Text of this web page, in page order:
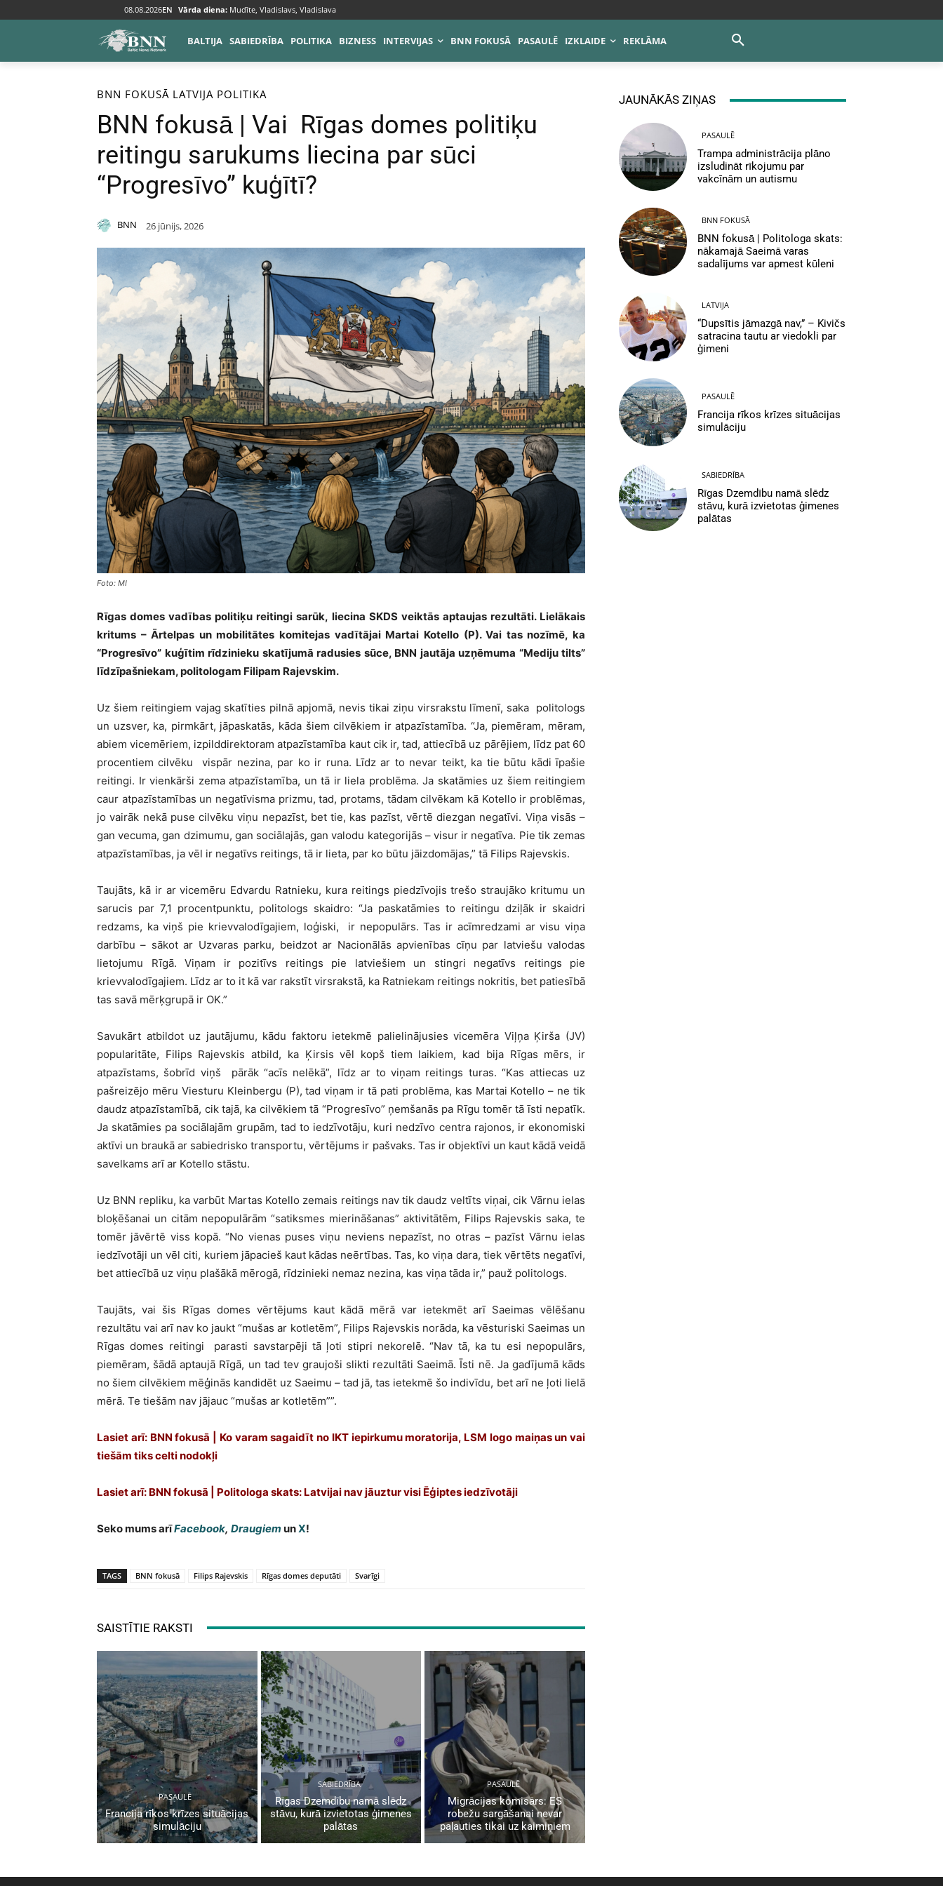
08.08.2026EN Vārda diena: Mudīte, Vladislavs, Vladislava
BALTIJA SABIEDRĪBA POLITIKA BIZNESS INTERVIJAS BNN FOKUSĀ PASAULĒ IZKLAIDE REKLĀMA
Sākums BNN fokusā
BNN FOKUSĀ LATVIJA POLITIKA
BNN fokusā | Vai Rīgas domes politiķu
reitingu sarukums liecina par sūci
“Progresīvo” kuģītī?
BNN 26 jūnijs, 2026
Foto: MI
Rīgas domes vadības politiķu reitingi sarūk, liecina SKDS veiktās aptaujas rezultāti. Lielākais
kritums – Ārtelpas un mobilitātes komitejas vadītājai Martai Kotello (P). Vai tas nozīmē, ka
“Progresīvo” kuģītim rīdzinieku skatījumā radusies sūce, BNN jautāja uzņēmuma “Mediju tilts”
līdzīpašniekam, politologam Filipam Rajevskim.
Uz šiem reitingiem vajag skatīties pilnā apjomā, nevis tikai ziņu virsrakstu līmenī, saka politologs
un uzsver, ka, pirmkārt, jāpaskatās, kāda šiem cilvēkiem ir atpazīstamība. “Ja, piemēram, mēram,
abiem vicemēriem, izpilddirektoram atpazīstamība kaut cik ir, tad, attiecībā uz pārējiem, līdz pat 60
procentiem cilvēku vispār nezina, par ko ir runa. Līdz ar to nevar teikt, ka tie būtu kādi īpašie
reitingi. Ir vienkārši zema atpazīstamība, un tā ir liela problēma. Ja skatāmies uz šiem reitingiem
caur atpazīstamības un negatīvisma prizmu, tad, protams, tādam cilvēkam kā Kotello ir problēmas,
jo vairāk nekā puse cilvēku viņu nepazīst, bet tie, kas pazīst, vērtē diezgan negatīvi. Viņa visās –
gan vecuma, gan dzimumu, gan sociālajās, gan valodu kategorijās – visur ir negatīva. Pie tik zemas
atpazīstamības, ja vēl ir negatīvs reitings, tā ir lieta, par ko būtu jāizdomājas,” tā Filips Rajevskis.
Taujāts, kā ir ar vicemēru Edvardu Ratnieku, kura reitings piedzīvojis trešo straujāko kritumu un
sarucis par 7,1 procentpunktu, politologs skaidro: “Ja paskatāmies to reitingu dziļāk ir skaidri
redzams, ka viņš pie krievvalodīgajiem, loģiski, ir nepopulārs. Tas ir acīmredzami ar visu viņa
darbību – sākot ar Uzvaras parku, beidzot ar Nacionālās apvienības cīņu par latviešu valodas
lietojumu Rīgā. Viņam ir pozitīvs reitings pie latviešiem un stingri negatīvs reitings pie
krievvalodīgajiem. Līdz ar to it kā var rakstīt virsrakstā, ka Ratniekam reitings nokritis, bet patiesībā
tas savā mērķgrupā ir OK.”
Savukārt atbildot uz jautājumu, kādu faktoru ietekmē palielinājusies vicemēra Viļņa Ķirša (JV)
popularitāte, Filips Rajevskis atbild, ka Ķirsis vēl kopš tiem laikiem, kad bija Rīgas mērs, ir
atpazīstams, šobrīd viņš pārāk “acīs nelēkā”, līdz ar to viņam reitings turas. “Kas attiecas uz
pašreizējo mēru Viesturu Kleinbergu (P), tad viņam ir tā pati problēma, kas Martai Kotello – ne tik
daudz atpazīstamībā, cik tajā, ka cilvēkiem tā “Progresīvo” ņemšanās pa Rīgu tomēr tā īsti nepatīk.
Ja skatāmies pa sociālajām grupām, tad to iedzīvotāju, kuri nedzīvo centra rajonos, ir ekonomiski
aktīvi un braukā ar sabiedrisko transportu, vērtējums ir pašvaks. Tas ir objektīvi un kaut kādā veidā
savelkams arī ar Kotello stāstu.
Uz BNN repliku, ka varbūt Martas Kotello zemais reitings nav tik daudz veltīts viņai, cik Vārnu ielas
bloķēšanai un citām nepopulārām “satiksmes mierināšanas” aktivitātēm, Filips Rajevskis saka, te
tomēr jāvērtē viss kopā. “No vienas puses viņu neviens nepazīst, no otras – pazīst Vārnu ielas
iedzīvotāji un vēl citi, kuriem jāpacieš kaut kādas neērtības. Tas, ko viņa dara, tiek vērtēts negatīvi,
bet attiecībā uz viņu plašākā mērogā, rīdzinieki nemaz nezina, kas viņa tāda ir,” pauž politologs.
Taujāts, vai šis Rīgas domes vērtējums kaut kādā mērā var ietekmēt arī Saeimas vēlēšanu
rezultātu vai arī nav ko jaukt “mušas ar kotletēm”, Filips Rajevskis norāda, ka vēsturiski Saeimas un
Rīgas domes reitingi parasti savstarpēji tā ļoti stipri nekorelē. “Nav tā, ka tu esi nepopulārs,
piemēram, šādā aptaujā Rīgā, un tad tev graujoši slikti rezultāti Saeimā. Īsti nē. Ja gadījumā kāds
no šiem cilvēkiem mēģinās kandidēt uz Saeimu – tad jā, tas ietekmē šo indivīdu, bet arī ne ļoti lielā
mērā. Te tiešām nav jājauc “mušas ar kotletēm””.
Lasiet arī: BNN fokusā | Ko varam sagaidīt no IKT iepirkumu moratorija, LSM logo maiņas un vai
tiešām tiks celti nodokļi
Lasiet arī: BNN fokusā | Politologa skats: Latvijai nav jāuztur visi Ēģiptes iedzīvotāji
Seko mums arīFacebook, Draugiem unX!
TAGS BNN fokusā Filips Rajevskis Rīgas domes deputāti Svarīgi
SAISTĪTIE RAKSTI
PASAULĒ
Francija rīkos krīzes situācijas
simulāciju
SABIEDRĪBA
Rīgas Dzemdību namā slēdz
stāvu, kurā izvietotas ģimenes
palātas
PASAULĒ
Migrācijas komisārs: ES
robežu sargāšanai nevar
paļauties tikai uz kaimiņiem
JAUNĀKĀS ZIŅAS
PASAULĒ
Trampa administrācija plāno
izsludināt rīkojumu par
vakcīnām un autismu
BNN FOKUSĀ
BNN fokusā | Politologa skats:
nākamajā Saeimā varas
sadalījums var apmest kūleni
LATVIJA
“Dupsītis jāmazgā nav,” – Kivičs
satracina tautu ar viedokli par
ģimeni
PASAULĒ
Francija rīkos krīzes situācijas
simulāciju
SABIEDRĪBA
Rīgas Dzemdību namā slēdz
stāvu, kurā izvietotas ģimenes
palātas